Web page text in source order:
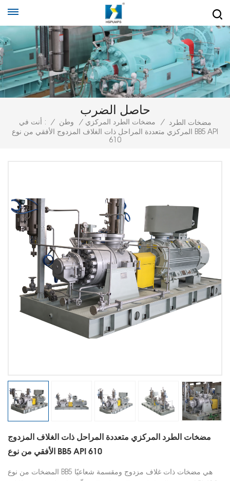
حاصل الضرب
أنت في : / وطن / مضخات الطرد المركزي /
مضخات الطرد
المركزي متعددة المراحل ذات الغلاف المزدوج الأفقي من نوع BB5 API
610
مضخات الطرد المركزي متعددة المراحل ذات الغلاف المزدوج
الأفقي من نوع BB5 API 610
المضخات من نوع BB5 هي مضخات ذات غلاف مزدوج ومقسمة شعاعيًا